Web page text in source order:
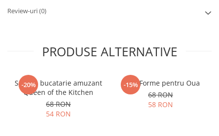
Review-uri(0)
PRODUSE ALTERNATIVE
-20%
Sort de bucatarie amuzant
Queen of the Kitchen
68 RON
54 RON
-15%
Set 4 Forme pentru Oua
68 RON
58 RON